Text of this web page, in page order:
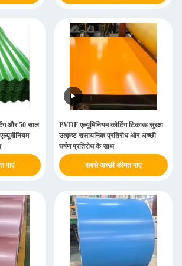
और 50 साल
पाएं
PVDF एल्यूमिनियम कोटिंग टिकाऊ सुरक्षा
उत्कृष्ट रासायनिक प्रतिरोध और अच्छी
घर्षण प्रतिरोध के साथ
सबसे अच्छी कीमत पाएं